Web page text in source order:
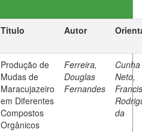
Título Autor
Produção de
Mudas de
Maracujazeiro
em Diferentes
Compostos
Orgânicos
Ferreira,
Douglas
Fernandes
Cunha
Neto,
da